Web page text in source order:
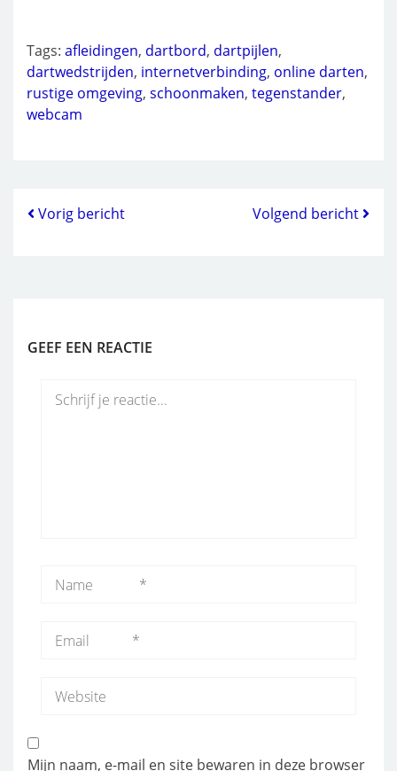
Tags: afleidingen, dartbord, dartpijlen,
dartwedstrijden, internetverbinding, online darten,
rustige omgeving, schoonmaken, tegenstander,
webcam
Vorig bericht Volgend bericht
GEEF EEN REACTIE
Mijn naam, e-mail en site bewaren in deze browser